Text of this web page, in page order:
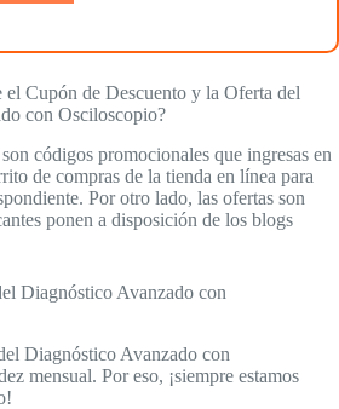
el Cupón de Descuento y la Oferta del
con Osciloscopio?
códigos promocionales que ingresas en
de compras de la tienda en línea para
Por otro lado, las ofertas son
ponen a disposición de los blogs
Diagnóstico Avanzado con
Diagnóstico Avanzado con
mensual. Por eso, ¡siempre estamos